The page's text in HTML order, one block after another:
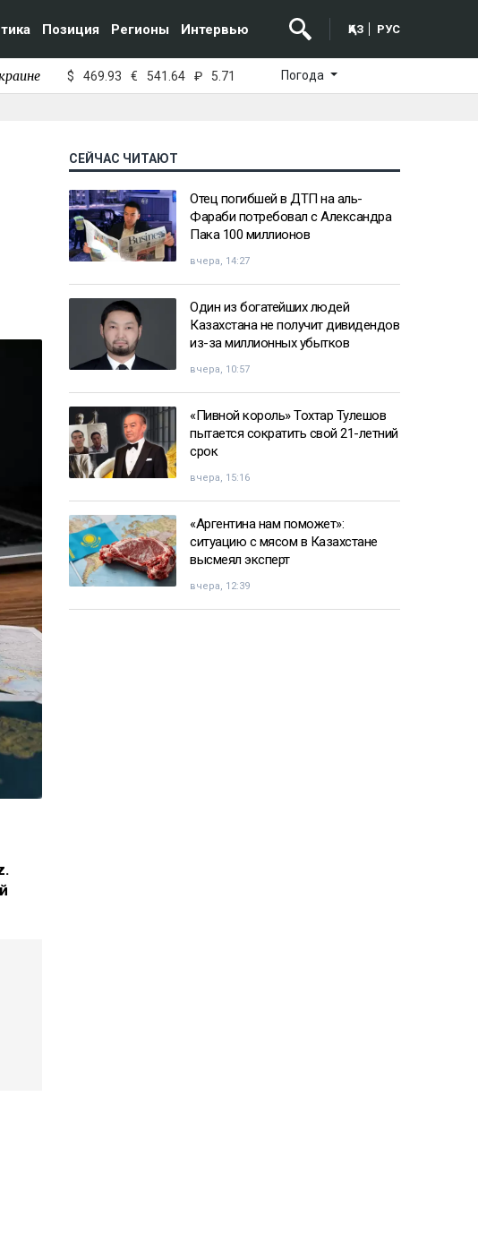
Позиция Регионы Интервью ҚАЗ РУС
$ 469.93 € 541.64 ₽ 5.71 Погода
СЕЙЧАС ЧИТАЮТ
Отец погибшей в ДТП на аль-
Фараби потребовал с Александра
Пака 100 миллионов
вчера, 14:27
Один из богатейших людей
Казахстана не получит дивидендов
из-за миллионных убытков
вчера, 10:57
«Пивной король» Тохтар Тулешов
пытается сократить свой 21-летний
срок
вчера, 15:16
«Аргентина нам поможет»:
ситуацию с мясом в Казахстане
высмеял эксперт
вчера, 12:39